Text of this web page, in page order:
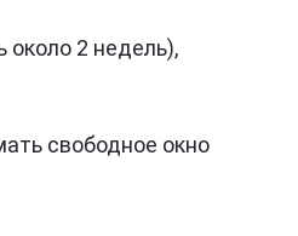
2 недель),
свободное окно